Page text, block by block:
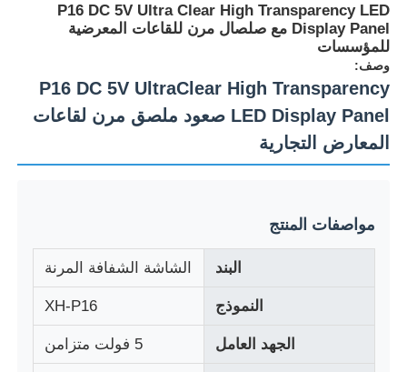
P16 DC 5V Ultra Clear High Transparency LED
Display Panel مع صلصال مرن للقاعات المعرضية
للمؤسسات
وصف:
P16 DC 5V UltraClear High Transparency
LED Display Panel صعود ملصق مرن لقاعات
المعارض التجارية
مواصفات المنتج
البند الشاشة الشفافة المرنة
النموذج XH-P16
الجهد العامل 5 فولت متزامن